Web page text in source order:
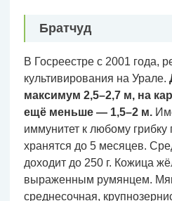
Братчуд
В Госреестре с 2001 года,
культивирования на Урале.
максимум 2,5–2,7 м, на
ещё меньше — 1,5–2 м.
иммунитет к любому
хранятся до 5 месяцев.
доходит до 250 г. Кожица
выраженным румянцем.
среднесочная,